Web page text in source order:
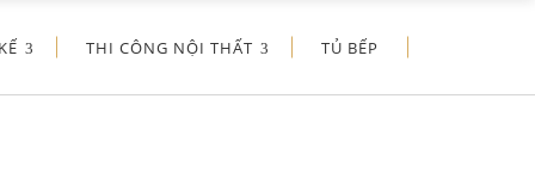
THI CÔNG NỘI THẤT TỦ BẾP